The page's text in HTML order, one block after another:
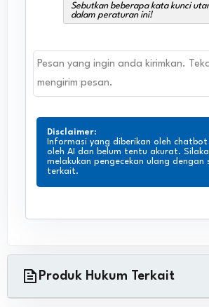
Sebutkan beberapa kata kunci
dalam peraturan ini!
Disclaimer:
Informasi yang diberikan oleh chatbot
oleh AI dan belum tentu akurat.
melakukan pengecekan ulang dengan
terkait.
Produk Hukum Terkait